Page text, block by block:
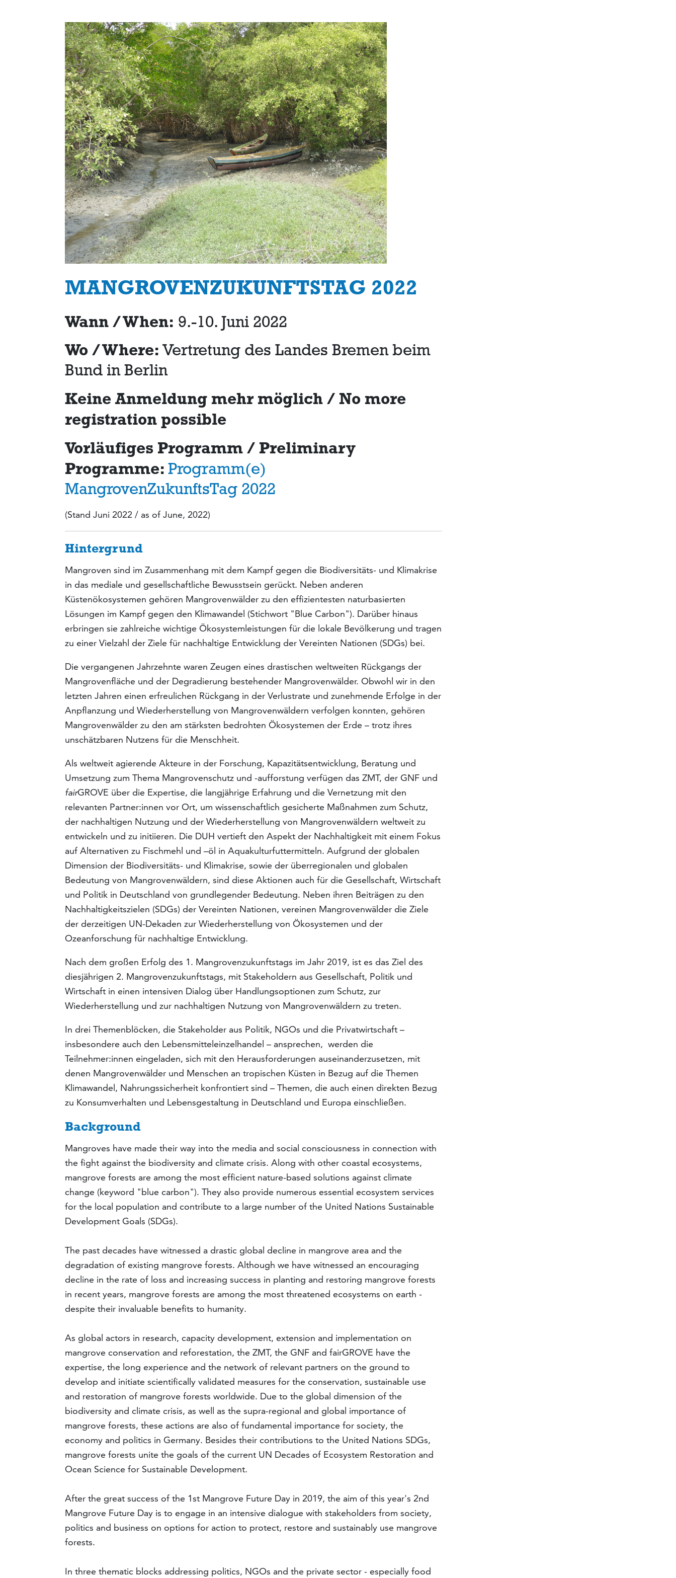
MANGROVENZUKUNFTSTAG 2022
Wann / When: 9.-10. Juni 2022
Wo / Where: Vertretung des Landes Bremen beim
Bund in Berlin
Keine Anmeldung mehr möglich / No more
registration possible
Vorläufiges Programm / Preliminary
Programme:Programm(e)
MangrovenZukunftsTag 2022
(Stand Juni 2022 / as of June, 2022)
Hintergrund
Mangroven sind im Zusammenhang mit dem Kampf gegen die Biodiversitäts- und Klimakrise
in das mediale und gesellschaftliche Bewusstsein gerückt. Neben anderen
Küstenökosystemen gehören Mangrovenwälder zu den effizientesten naturbasierten
Lösungen im Kampf gegen den Klimawandel (Stichwort "Blue Carbon"). Darüber hinaus
erbringen sie zahlreiche wichtige Ökosystemleistungen für die lokale Bevölkerung und tragen
zu einer Vielzahl der Ziele für nachhaltige Entwicklung der Vereinten Nationen (SDGs) bei.
Die vergangenen Jahrzehnte waren Zeugen eines drastischen weltweiten Rückgangs der
Mangrovenfläche und der Degradierung bestehender Mangrovenwälder. Obwohl wir in den
letzten Jahren einen erfreulichen Rückgang in der Verlustrate und zunehmende Erfolge in der
Anpflanzung und Wiederherstellung von Mangrovenwäldern verfolgen konnten, gehören
Mangrovenwälder zu den am stärksten bedrohten Ökosystemen der Erde – trotz ihres
unschätzbaren Nutzens für die Menschheit.
Als weltweit agierende Akteure in der Forschung, Kapazitätsentwicklung, Beratung und
Umsetzung zum Thema Mangrovenschutz und -aufforstung verfügen das ZMT, der GNF und
fairGROVE über die Expertise, die langjährige Erfahrung und die Vernetzung mit den
relevanten Partner:innen vor Ort, um wissenschaftlich gesicherte Maßnahmen zum Schutz,
der nachhaltigen Nutzung und der Wiederherstellung von Mangrovenwäldern weltweit zu
entwickeln und zu initiieren. Die DUH vertieft den Aspekt der Nachhaltigkeit mit einem Fokus
auf Alternativen zu Fischmehl und –öl in Aquakulturfuttermitteln. Aufgrund der globalen
Dimension der Biodiversitäts- und Klimakrise, sowie der überregionalen und globalen
Bedeutung von Mangrovenwäldern, sind diese Aktionen auch für die Gesellschaft, Wirtschaft
und Politik in Deutschland von grundlegender Bedeutung. Neben ihren Beiträgen zu den
Nachhaltigkeitszielen (SDGs) der Vereinten Nationen, vereinen Mangrovenwälder die Ziele
der derzeitigen UN-Dekaden zur Wiederherstellung von Ökosystemen und der
Ozeanforschung für nachhaltige Entwicklung.
Nach dem großen Erfolg des 1. Mangrovenzukunftstags im Jahr 2019, ist es das Ziel des
diesjährigen 2. Mangrovenzukunftstags, mit Stakeholdern aus Gesellschaft, Politik und
Wirtschaft in einen intensiven Dialog über Handlungsoptionen zum Schutz, zur
Wiederherstellung und zur nachhaltigen Nutzung von Mangrovenwäldern zu treten.
In drei Themenblöcken, die Stakeholder aus Politik, NGOs und die Privatwirtschaft –
insbesondere auch den Lebensmitteleinzelhandel – ansprechen, werden die
Teilnehmer:innen eingeladen, sich mit den Herausforderungen auseinanderzusetzen, mit
denen Mangrovenwälder und Menschen an tropischen Küsten in Bezug auf die Themen
Klimawandel, Nahrungssicherheit konfrontiert sind – Themen, die auch einen direkten Bezug
zu Konsumverhalten und Lebensgestaltung in Deutschland und Europa einschließen.
Background
Mangroves have made their way into the media and social consciousness in connection with
the fight against the biodiversity and climate crisis. Along with other coastal ecosystems,
mangrove forests are among the most efficient nature-based solutions against climate
change (keyword "blue carbon"). They also provide numerous essential ecosystem services
for the local population and contribute to a large number of the United Nations Sustainable
Development Goals (SDGs).
The past decades have witnessed a drastic global decline in mangrove area and the
degradation of existing mangrove forests. Although we have witnessed an encouraging
decline in the rate of loss and increasing success in planting and restoring mangrove forests
in recent years, mangrove forests are among the most threatened ecosystems on earth -
despite their invaluable benefits to humanity.
As global actors in research, capacity development, extension and implementation on
mangrove conservation and reforestation, the ZMT, the GNF and fairGROVE have the
expertise, the long experience and the network of relevant partners on the ground to
develop and initiate scientifically validated measures for the conservation, sustainable use
and restoration of mangrove forests worldwide. Due to the global dimension of the
biodiversity and climate crisis, as well as the supra-regional and global importance of
mangrove forests, these actions are also of fundamental importance for society, the
economy and politics in Germany. Besides their contributions to the United Nations SDGs,
mangrove forests unite the goals of the current UN Decades of Ecosystem Restoration and
Ocean Science for Sustainable Development.
After the great success of the 1st Mangrove Future Day in 2019, the aim of this year's 2nd
Mangrove Future Day is to engage in an intensive dialogue with stakeholders from society,
politics and business on options for action to protect, restore and sustainably use mangrove
forests.
In three thematic blocks addressing politics, NGOs and the private sector - especially food